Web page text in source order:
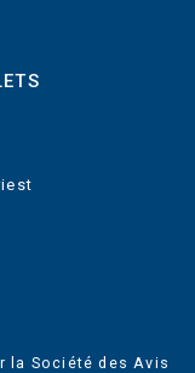
la Société des Avis